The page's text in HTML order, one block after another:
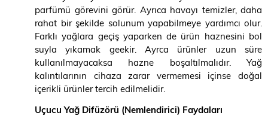
parfümü görevini görür. Ayrıca havayı temizler, daha
rahat bir şekilde solunum yapabilmeye yardımcı olur.
Farklı yağlara geçiş yaparken de ürün haznesini bol
suyla yıkamak geekir. Ayrca ürünler uzun süre
kullanılmayacaksa hazne boşaltılmalıdır. Yağ
kalıntılarının cihaza zarar vermemesi içinse doğal
içerikli ürünler tercih edilmelidir.
Uçucu Yağ Difüzörü (Nemlendirici) Faydaları